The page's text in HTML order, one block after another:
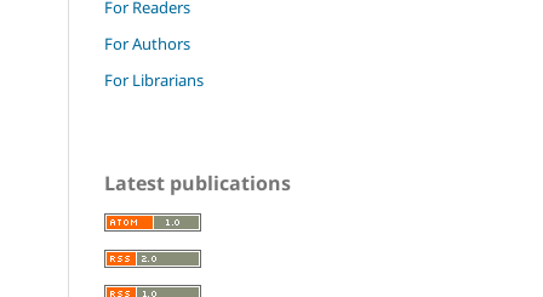
For Readers
For Authors
For Librarians
Latest publications